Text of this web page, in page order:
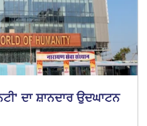
ਦਾ ਸ਼ਾਨਦਾਰ ਉਦਘਾਟਨ